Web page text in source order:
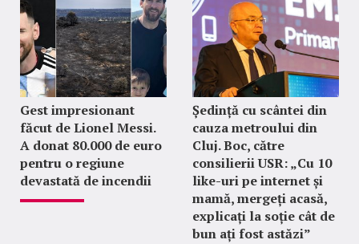
Gest impresionant
făcut de Lionel Messi.
A donat 80.000 de euro
pentru o regiune
devastată de incendii
Ședință cu scântei din
cauza metroului din
Cluj. Boc, către
consilierii USR: „Cu 10
like-uri pe internet și
mamă, mergeți acasă,
explicați la soție cât de
bun ați fost astăzi”